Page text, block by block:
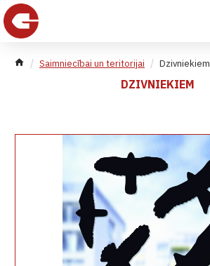
Saimniecībai un teritorijai Dzivniekiem
DZIVNIEKIEM